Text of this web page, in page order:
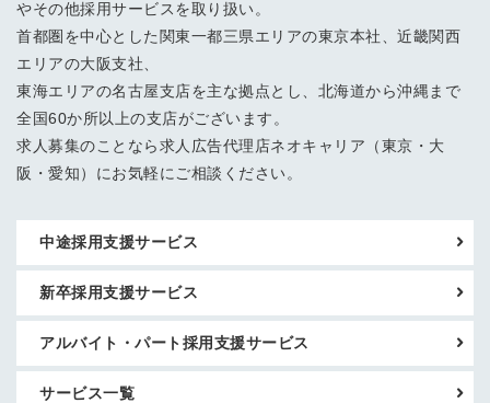
やその他採用サービスを取り扱い。
首都圏を中心とした関東一都三県エリアの東京本社、近畿関西
エリアの大阪支社、
東海エリアの名古屋支店を主な拠点とし、北海道から沖縄まで
全国60か所以上の支店がございます。
求人募集のことなら求人広告代理店ネオキャリア（東京・大
阪・愛知）にお気軽にご相談ください。
中途採用支援サービス
新卒採用支援サービス
アルバイト・パート採用支援サービス
サービス一覧